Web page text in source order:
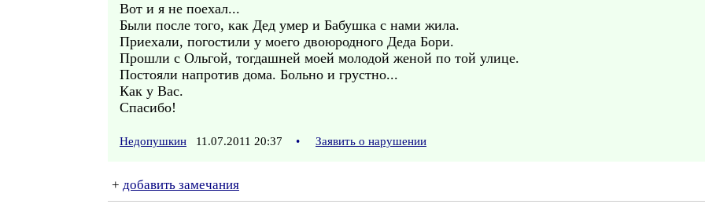
Вот и я не поехал...
Были после того, как Дед умер и Бабушка с нами жила.
Приехали, погостили у моего двоюродного Деда Бори.
Прошли с Ольгой, тогдашней моей молодой женой по той улице.
Постояли напротив дома. Больно и грустно...
Как у Вас.
Спасибо!
Недопушкин 11.07.2011 20:37 • Заявить о нарушении
+ добавить замечания